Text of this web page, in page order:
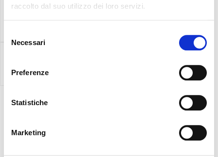
raccolto dal suo utilizzo dei loro servizi.
delNecessari
Preferenze
Statistiche
Marketing